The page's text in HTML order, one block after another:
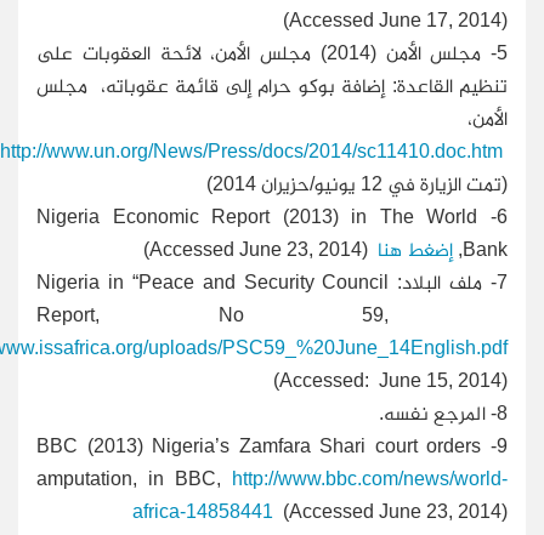
(Accessed June 17, 2014)
5
- مجلس الأمن (2014) مجلس الأمن، لائحة العقوبات على
تنظيم القاعدة: إضافة بوكو حرام إلى قائمة عقوباته، مجلس
الأمن،
http://www.un.org/News/Press/docs/2014/sc11410.doc.htm
(تمت الزيارة في 12 يونيو/حزيران 2014)
6-
Nigeria Economic Report (2013) in The World
Bank, إضغط هنا (Accessed June 23, 2014)
7-
ملف البلاد: Nigeria in “Peace and Security Council
Report, No 59,
uploads/PSC59_%20June_14English.pdf
(Accessed: June 15, 2014)
8- المرجع نفسه.
9- BBC (2013) Nigeria’s Zamfara Shari court orders
amputation, in BBC,
http://www.bbc.com/news/world-
africa-14858441 (Accessed June 23, 2014)